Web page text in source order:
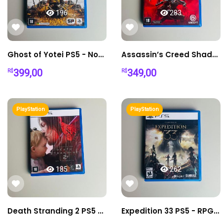
196
Ghost of Yotei PS5 - Nova Geração Samurai
R$399,00
283
Assassin’s Creed Shadows PS5 - Japão Feudal com Ninja e Samurai
R$349,00
185
PlayStation
Death Stranding 2 PS5 - On The Beach Mídia Física
262
PlayStation
Expedition 33 PS5 - RPG Aventura Fantástica